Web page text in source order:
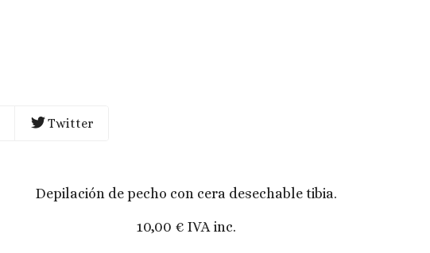
Twitter
Depilación de pecho con cera desechable tibia.
10,00 € IVA inc.